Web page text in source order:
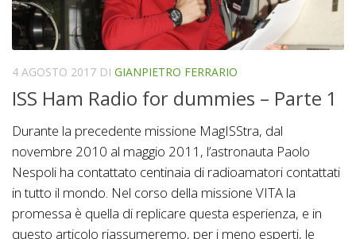
4 AGOSTO 2017 DI GIANPIETRO FERRARIO
ISS Ham Radio for dummies – Parte 1
Durante la precedente missione MagISStra, dal
novembre 2010 al maggio 2011, l’astronauta Paolo
Nespoli ha contattato centinaia di radioamatori contattati
in tutto il mondo. Nel corso della missione VITA la
promessa è quella di replicare questa esperienza, e in
questo articolo riassumeremo, per i meno esperti, le